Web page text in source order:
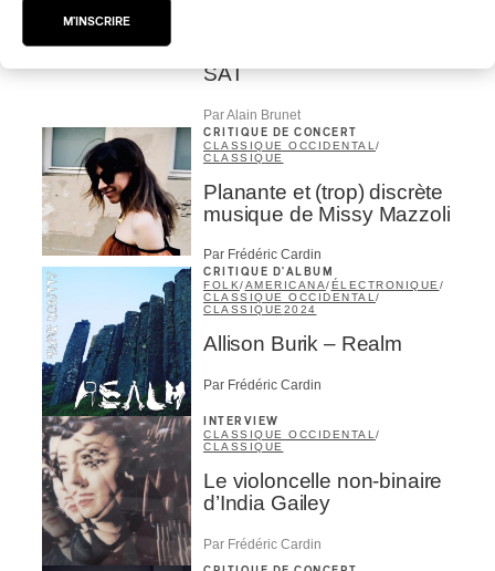
SAT
Par Alain Brunet
CRITIQUE DE CONCERT
CLASSIQUE OCCIDENTAL /
CLASSIQUE
Planante et (trop) discrète
musique de Missy Mazzoli
Par Frédéric Cardin
CRITIQUE D'ALBUM
FOLK/AMERICANA/ÉLECTRONIQUE /
CLASSIQUE OCCIDENTAL /
CLASSIQUE 2024
Allison Burik – Realm
Par Frédéric Cardin
INTERVIEW
CLASSIQUE OCCIDENTAL /
CLASSIQUE
Le violoncelle non-binaire
d’India Gailey
Par Frédéric Cardin
M'INSCRIRE